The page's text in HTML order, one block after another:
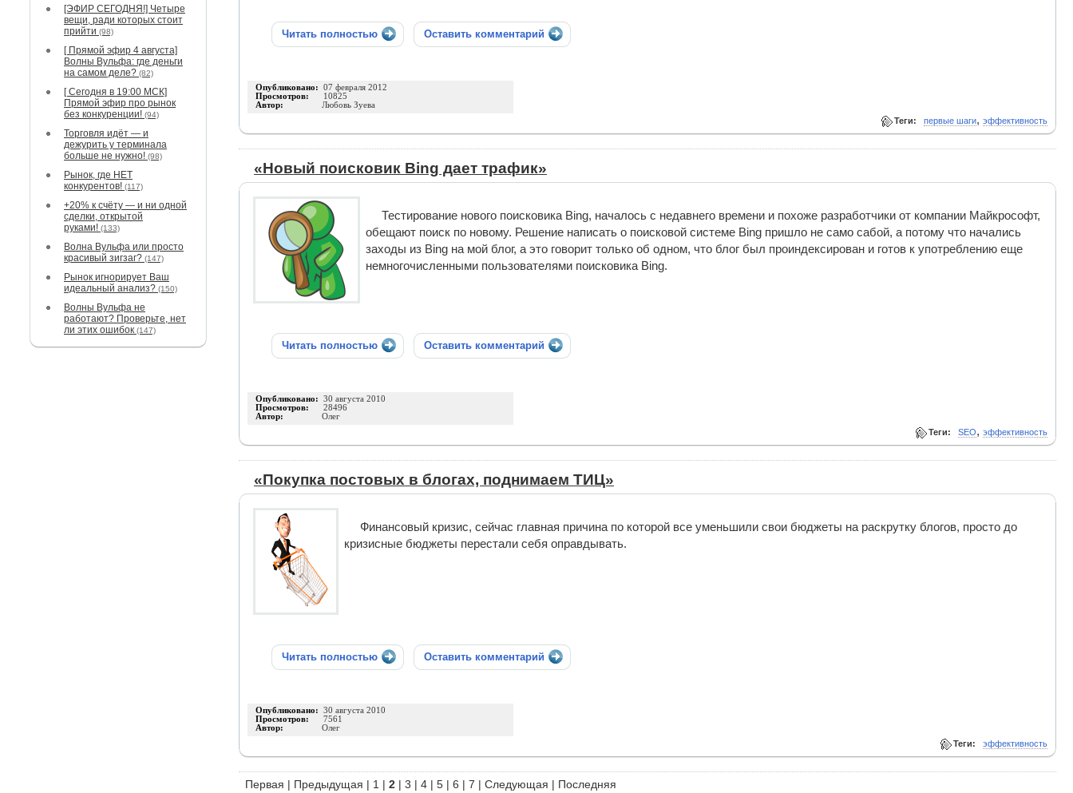
[ЭФИР СЕГОДНЯ!] Четыре
вещи, ради которых стоит
прийти (98)
[ Прямой эфир 4 августа]
Волны Вульфа: где деньги
на самом деле? (82)
[ Сегодня в 19:00 МСК]
Прямой эфир про рынок
без конкуренции! (94)
Торговля идёт — и
дежурить у терминала
больше не нужно! (98)
Рынок, где НЕТ
конкурентов! (117)
+20% к счёту — и ни одной
сделки, открытой
руками! (133)
Волна Вульфа или просто
красивый зигзаг? (147)
Рынок игнорирует Ваш
идеальный анализ? (150)
Волны Вульфа не
работают? Проверьте, нет
ли этих ошибок (147)
Читать полностью Оставить комментарий
Опубликовано: 07 февраля 2012
Просмотров: 10825
Автор: Любовь Зуева
Теги: первые шаги, эффективность
«Новый поисковик Bing дает трафик»
Тестирование нового поисковика Bing, началось с недавнего времени и похоже разработчики от компании Майкрософт,
обещают поиск по новому. Решение написать о поисковой системе Bing пришло не само сабой, а потому что начались
заходы из Bing на мой блог, а это говорит только об одном, что блог был проиндексирован и готов к употреблению еще
немногочисленными пользователями поисковика Bing.
Читать полностью Оставить комментарий
Опубликовано: 30 августа 2010
Просмотров: 28496
Автор: Олег
Теги: SEO, эффективность
«Покупка постовых в блогах, поднимаем ТИЦ»
Финансовый кризис, сейчас главная причина по которой все уменьшили свои бюджеты на раскрутку блогов, просто до
кризисные бюджеты перестали себя оправдывать.
Читать полностью Оставить комментарий
Опубликовано: 30 августа 2010
Просмотров: 7561
Автор: Олег
Теги: эффективность
Первая | Предыдущая | 1 | 2 | 3 | 4 | 5 | 6 | 7 | Следующая | Последняя